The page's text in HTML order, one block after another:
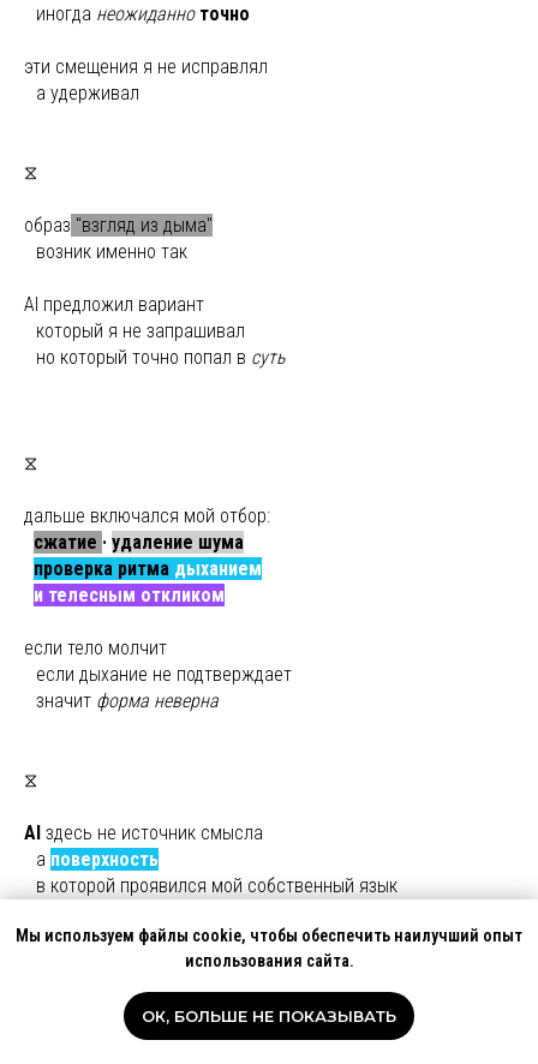
иногда неожиданно точно
эти смещения я не исправлял
а удерживал
⧖
образ "взгляд из дыма"
возник именно так
AI предложил вариант
который я не запрашивал
но который точно попал в суть
⧖
дальше включался мой отбор:
сжатие · удаление шума
проверка ритма дыханием
и телесным откликом
если тело молчит
если дыхание не подтверждает
значит форма неверна
⧖
AI здесь не источник смысла
а поверхность
в которой проявился мой собственный язык
прозрачностьдля меня -
это ясная граница ответственности
за форму и выбор
Мы используем файлы cookie, чтобы обеспечить наилучший опыт
использования сайта.
ОК, БОЛЬШЕ НЕ ПОКАЗЫВАТЬ